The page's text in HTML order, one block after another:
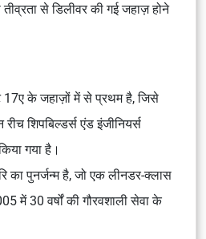
से डिलीवर की गई जहाज़ होने
17ए के जहाज़ों में से प्रथम है, जिसे
शिपबिल्डर्स एंड इंजीनियर्स
गया है।
का पुनर्जन्म है, जो एक लीनडर-क्लास
में 30 वर्षों की गौरवशाली सेवा के